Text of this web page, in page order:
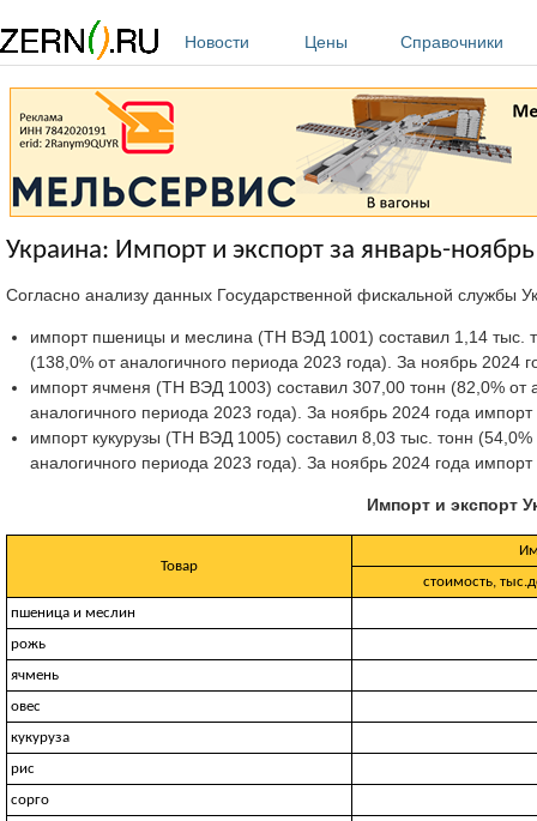
Новости
Цены Справочники
Украина: Импорт и экспорт за январь-
Согласно анализу данных Государственной фискальной службы
импорт пшеницы и меслина (ТН ВЭД 1001) составил 1,14 тыс.
(138,0% от аналогичного периода 2023 года). За ноябрь 2024
импорт ячменя (ТН ВЭД 1003) составил 307,00 тонн (82,0% от
аналогичного периода 2023 года). За ноябрь 2024 года
импорт кукурузы (ТН ВЭД 1005) составил 8,03 тыс. тонн
аналогичного периода 2023 года). За ноябрь 2024 года импорт
Импорт и экспорт
Товар
стоимость,
пшеница и меслин
рожь
ячмень
овес
кукуруза
рис
сорго